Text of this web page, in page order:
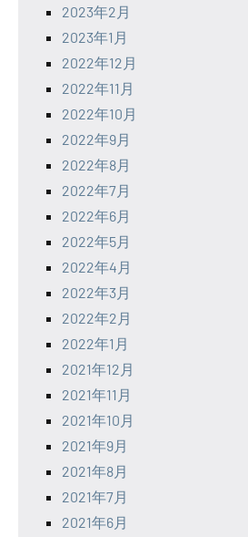
2023年2月
2023年1月
2022年12月
2022年11月
2022年10月
2022年9月
2022年8月
2022年7月
2022年6月
2022年5月
2022年4月
2022年3月
2022年2月
2022年1月
2021年12月
2021年11月
2021年10月
2021年9月
2021年8月
2021年7月
2021年6月